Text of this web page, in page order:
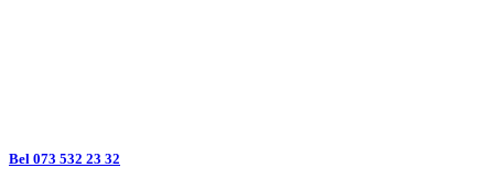
Bel 073 532 23 32